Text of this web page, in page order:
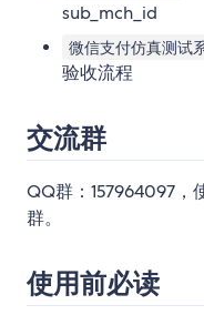
sub_mch_id
微信支付仿真测试
验收流程
交流群
QQ群：157964097，
群。
使用前必读